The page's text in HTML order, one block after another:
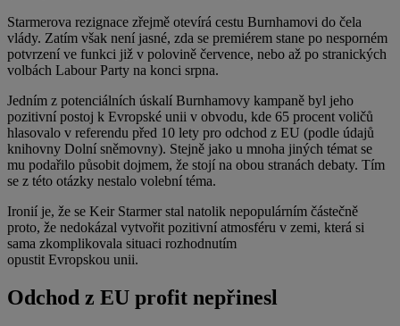
Starmerova rezignace zřejmě otevírá cestu Burnhamovi do čela
vlády. Zatím však není jasné, zda se premiérem stane po nesporném
potvrzení ve funkci již v polovině července, nebo až po stranických
volbách Labour Party na konci srpna.
Jedním z potenciálních úskalí Burnhamovy kampaně byl jeho
pozitivní postoj k Evropské unii v obvodu, kde 65 procent voličů
hlasovalo v referendu před 10 lety pro odchod z EU (podle údajů
knihovny Dolní sněmovny). Stejně jako u mnoha jiných témat se
mu podařilo působit dojmem, že stojí na obou stranách debaty. Tím
se z této otázky nestalo volební téma.
Ironií je, že se Keir Starmer stal natolik nepopulárním částečně
proto, že nedokázal vytvořit pozitivní atmosféru v zemi, která si
sama zkomplikovala situaci rozhodnutím
opustit Evropskou unii.
Odchod z EU profit nepřinesl